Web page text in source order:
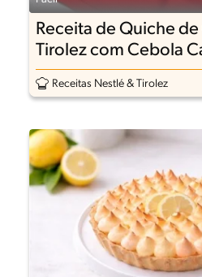
Receita de Quiche
Tirolez com Cebola
Receitas Nestlé & Tirolez